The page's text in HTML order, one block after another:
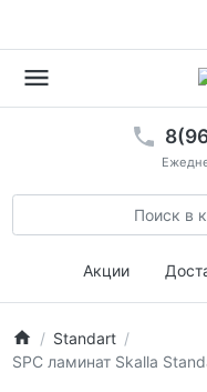
Акции
Standart
SPC ламинат Skalla